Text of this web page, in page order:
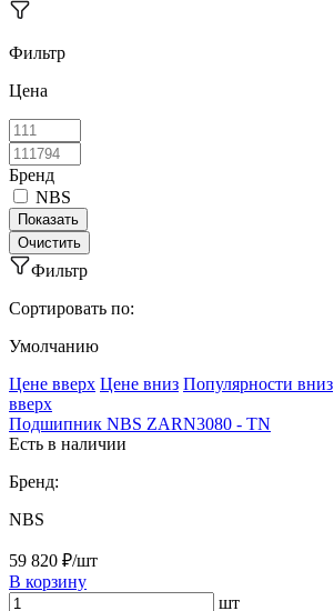
Фильтр
Цена
Бренд
NBS
Фильтр
Сортировать по:
Умолчанию
Ценe вверх Ценe вниз Популярности вниз
вверх
Подшипник NBS ZARN3080 - TN
Есть в наличии
Бренд:
NBS
59 820 ₽/шт
В корзину
шт